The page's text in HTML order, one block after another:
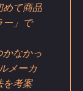
めて商品
ー」で
なかっ
メーカ
考案